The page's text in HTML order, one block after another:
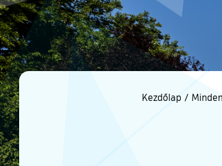
Kezdőlap /